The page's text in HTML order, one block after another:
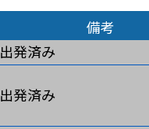
備考
出発済み
出発済み